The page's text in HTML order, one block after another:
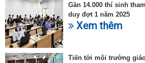
Gần 14.000 thí sinh
duy đợt 1 năm 2025
Xem thêm
Tiến tới môi trường